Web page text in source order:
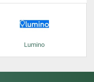
Lumino